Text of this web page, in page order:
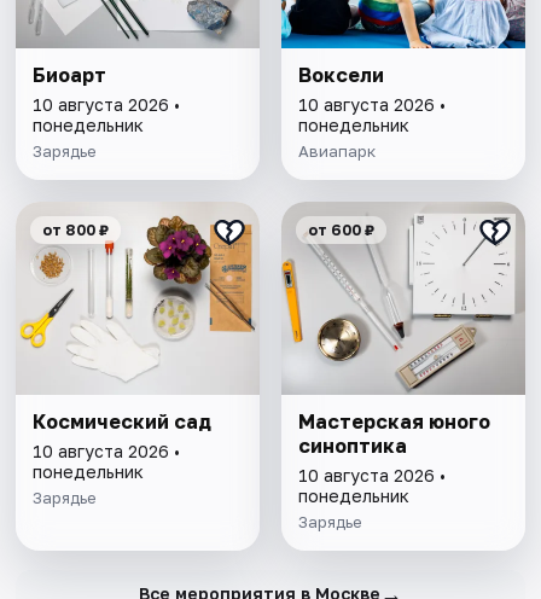
Биоарт
10 августа 2026 •
понедельник
Зарядье
Воксели
10 августа 2026 •
понедельник
Авиапарк
от 800 ₽
Космический сад
10 августа 2026 •
понедельник
Зарядье
от 600 ₽
Мастерская юного
синоптика
10 августа 2026 •
понедельник
Зарядье
Все мероприятия в Москве →